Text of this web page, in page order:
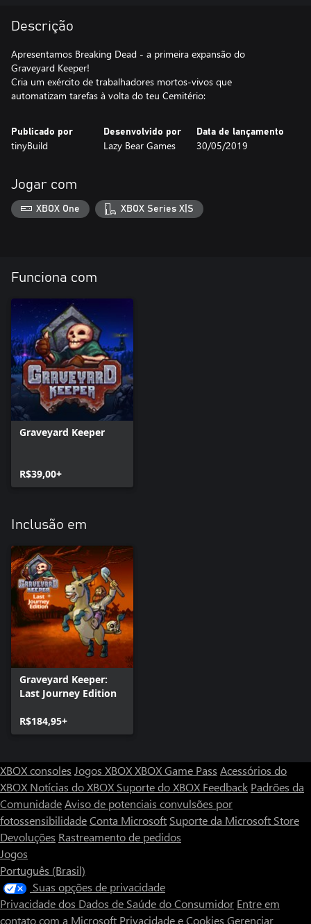
Descrição
Apresentamos Breaking Dead - a primeira expansão do
Graveyard Keeper!
Cria um exército de trabalhadores mortos-vivos que
automatizam tarefas à volta do teu Cemitério:
Publicado por
tinyBuild
Desenvolvido por
Lazy Bear Games
Data de lançamento
30/05/2019
Jogar com
XBOX One XBOX Series X|S
Funciona com
Graveyard Keeper
R$39,00+
Inclusão em
Graveyard Keeper:
Last Journey Edition
R$184,95+
XBOX consoles Jogos XBOXXBOX Game Pass Acessórios do
XBOX Notícias do XBOX Suporte do XBOX Feedback Padrões da
ComunidadeAviso de potenciais convulsões por
fotossensibilidadeConta Microsoft Suporte da Microsoft Store
Devoluções Rastreamento de pedidos
Jogos
Português (Brasil)
Suas opções de privacidade
Privacidade dos Dados de Saúde do Consumidor Entre em
contato com a Microsoft Privacidade e Cookies Gerenciar